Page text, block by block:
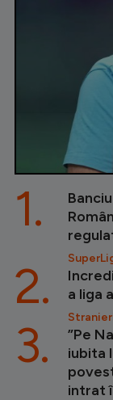
1.
a liga
2.
”Pe
iubita
intrat
3.